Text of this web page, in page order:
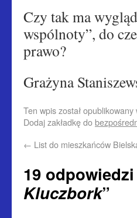
Czy tak ma
wspólnoty”, do
prawo?
Grażyna
Ten wpis został
Dodaj zakładkę do
← List do mieszkańców
19 odpowiedzi
Kluczbork”